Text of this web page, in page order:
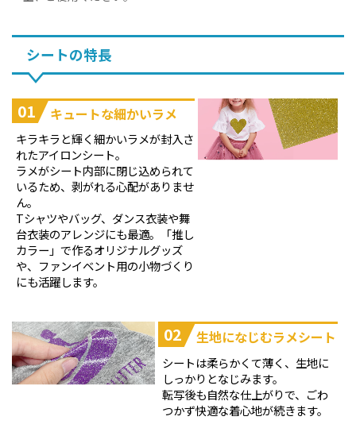
シートの特長
01 キュートな細かいラメ
キラキラと輝く細かいラメが封入さ
れたアイロンシート。
ラメがシート内部に閉じ込められて
いるため、剥がれる心配がありませ
ん。
Tシャツやバッグ、ダンス衣装や舞
台衣装のアレンジにも最適。「推し
カラー」で作るオリジナルグッズ
や、ファンイベント用の小物づくり
にも活躍します。
02 生地になじむラメシート
シートは柔らかくて薄く、生地に
しっかりとなじみます。
転写後も自然な仕上がりで、ごわ
つかず快適な着心地が続きます。